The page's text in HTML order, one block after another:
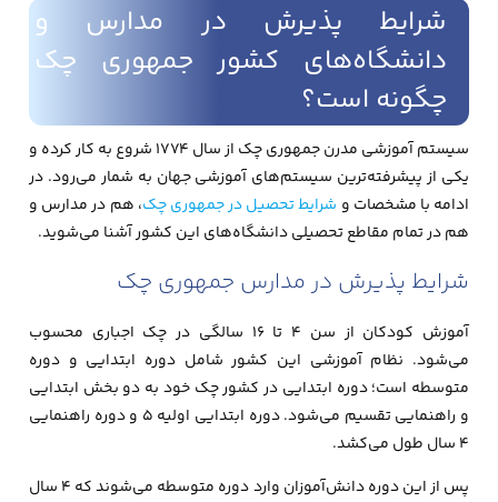
شرایط پذیرش در مدارس و
دانشگاه‌های کشور جمهوری چک
چگونه است؟
سیستم آموزشی مدرن جمهوری چک از سال ۱۷۷۴ شروع به کار کرده و
یکی از پیشرفته‌ترین سیستم‌های آموزشی جهان به شمار می‌رود. در
ادامه با مشخصات و شرایط تحصیل در جمهوری چک، هم در مدارس و
هم در تمام مقاطع تحصیلی دانشگاه‌های این کشور آشنا می‌شوید.
شرایط پذیرش در مدارس جمهوری چک
آموزش کودکان از سن ۴ تا ۱۶ سالگی در چک اجباری محسوب
می‌شود. نظام آموزشی این کشور شامل دوره ابتدایی و دوره
متوسطه است؛ دوره ابتدایی در کشور چک خود به دو بخش ابتدایی
و راهنمایی تقسیم می‌شود. دوره ابتدایی اولیه ۵ و دوره راهنمایی
۴ سال طول می‌کشد.
پس از این دوره دانش‌آموزان وارد دوره متوسطه می‌شوند که ۴ سال